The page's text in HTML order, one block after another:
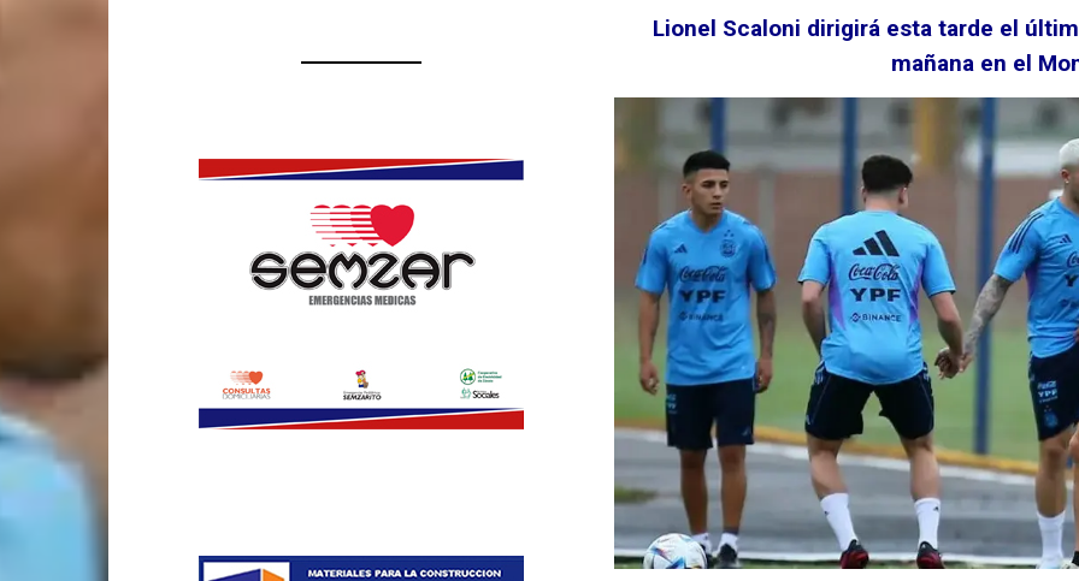
Lionel Scaloni dirigirá esta tarde el
mañana en el